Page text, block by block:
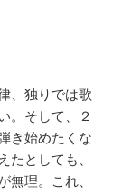
、独りでは歌
。そして、２
き始めたくな
たとしても、
無理。これ、